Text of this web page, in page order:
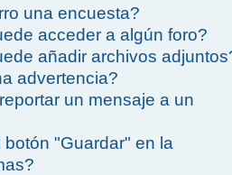
una encuesta?
acceder a algún foro?
añadir archivos
advertencia?
un mensaje a un
"Guardar" en la